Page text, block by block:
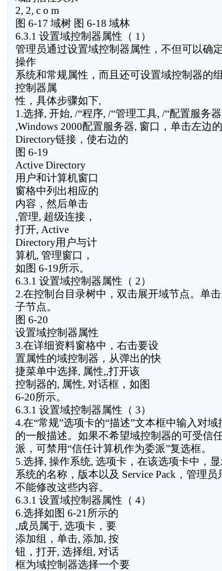
2, 2, c o m
图 6-17 域树 图 6-18 域林
6.3.1 设置域控制器属性（ 1）
管理员通过设置域控制器属性，不但可以确
操作
系统和常规属性，而且还可设置域控制器的
控制器属
性，具体步骤如下,
1.选择, 开始, /“程序, /“管理工具, /“配置服务
,Windows 2000配置服务器, 窗口，单击左边
Directory链接，使右边的
图 6-19
Active Directory
用户和计算机窗口
窗格中列出相应的
内容，然后单击
,管理, 超级连接，
打开, Active
Directory用户与计
算机, 管理窗口，
如图 6-19所示。
6.3.1 设置域控制器属性（ 2）
2.在控制台目录树中，双击展开域节点。单击
子节点。
图 6-20
设置域控制器属性
3.在详细资料窗格中，右击要设
置属性的域控制器，从弹出的快
捷菜单中选择, 属性,,打开该
控制器的, 属性, 对话框，如图
6-20所示。
6.3.1 设置域控制器属性（ 3）
4.在“常规”选项卡的“描述”文本框中输入对域
的一般描述。如果不希望域控制器的可受信
派，可禁用“信任计算机作为委派”复选框。
5.选择, 操作系统, 选项卡，在该选项卡中，
系统的名称，版本以及 Service Pack，管理
不能修改这些内容。
6.3.1 设置域控制器属性（ 4）
6.选择如图 6-21所示的
,成员属于, 选项卡，要
添加组，单击, 添加, 按
钮，打开, 选择组, 对话
框为域控制器选择一个要